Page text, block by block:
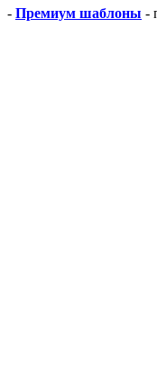
- Премиум шаблоны -